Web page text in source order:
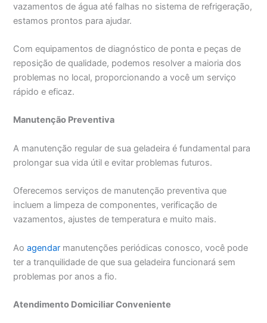
vazamentos de água até falhas no sistema de refrigeração,
estamos prontos para ajudar.
Com equipamentos de diagnóstico de ponta e peças de
reposição de qualidade, podemos resolver a maioria dos
problemas no local, proporcionando a você um serviço
rápido e eficaz.
Manutenção Preventiva
A manutenção regular de sua geladeira é fundamental para
prolongar sua vida útil e evitar problemas futuros.
Oferecemos serviços de manutenção preventiva que
incluem a limpeza de componentes, verificação de
vazamentos, ajustes de temperatura e muito mais.
Aoagendar manutenções periódicas conosco, você pode
ter a tranquilidade de que sua geladeira funcionará sem
problemas por anos a fio.
Atendimento Domiciliar Conveniente